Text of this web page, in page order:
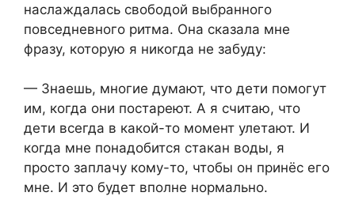
наслаждалась свободой выбранного
повседневного ритма. Она сказала мне
фразу, которую я никогда не забуду:
— Знаешь, многие думают, что дети помогут
им, когда они постареют. А я считаю, что
дети всегда в какой-то момент улетают. И
когда мне понадобится стакан воды, я
просто заплачу кому-то, чтобы он принёс его
мне. И это будет вполне нормально.